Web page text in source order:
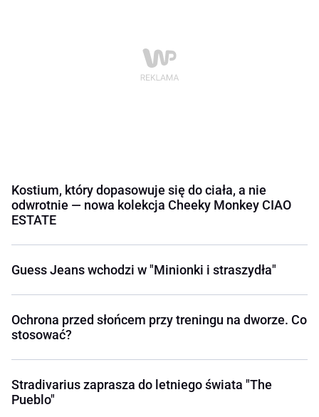
Kostium, który dopasowuje się do ciała, a nie
odwrotnie — nowa kolekcja Cheeky Monkey CIAO
ESTATE
Guess Jeans wchodzi w "Minionki i straszydła"
Ochrona przed słońcem przy treningu na dworze. Co
stosować?
Stradivarius zaprasza do letniego świata "The
Pueblo"